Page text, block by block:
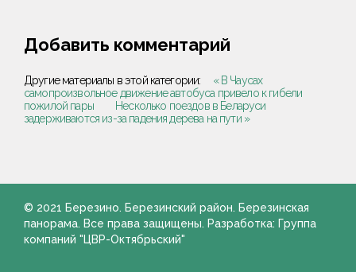
Добавить комментарий
Другие материалы в этой категории:
« В Чаусах
самопроизвольное движение автобуса привело к гибели
пожилой пары
Несколько поездов в Беларуси
задерживаются из-за падения дерева на пути »
© 2021 Березино. Березинский район. Березинская
панорама. Все права защищены. Разработка: Группа
компаний "ЦВР-Октябрьский"